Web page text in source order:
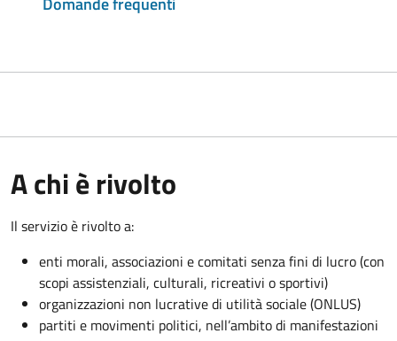
A chi è rivolto
Il servizio è rivolto a:
enti morali, associazioni e comitati senza fini di lucro (con
scopi assistenziali, culturali, ricreativi o sportivi)
organizzazioni non lucrative di utilità sociale (ONLUS)
partiti e movimenti politici, nell’ambito di manifestazioni